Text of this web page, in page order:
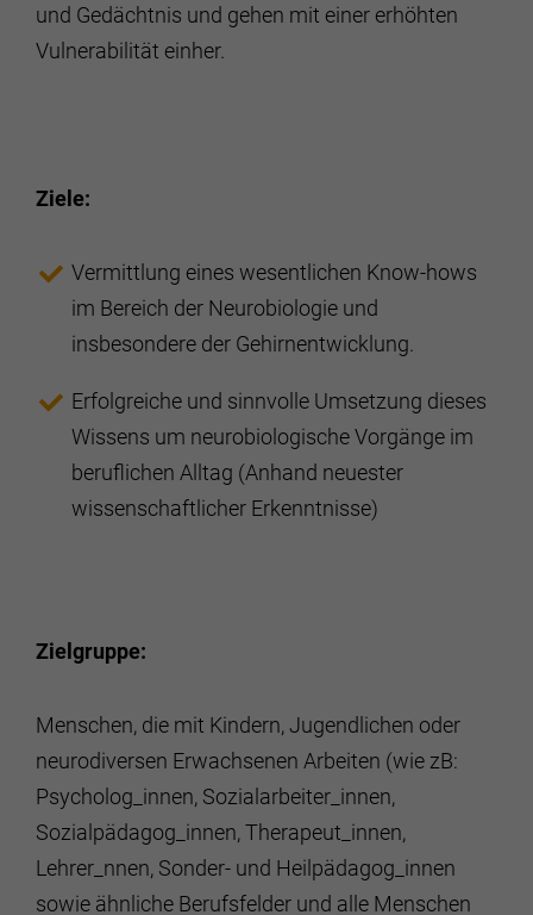
und Gedächtnis und gehen mit einer erhöhten
Vulnerabilität einher.
Ziele:
Vermittlung eines wesentlichen Know-hows
im Bereich der Neurobiologie und
insbesondere der Gehirnentwicklung.
Erfolgreiche und sinnvolle Umsetzung dieses
Wissens um neurobiologische Vorgänge im
beruflichen Alltag (Anhand neuester
wissenschaftlicher Erkenntnisse)
Zielgruppe:
Menschen, die mit Kindern, Jugendlichen oder
neurodiversen Erwachsenen Arbeiten (wie zB:
Psycholog_innen, Sozialarbeiter_innen,
Sozialpädagog_innen, Therapeut_innen,
Lehrer_nnen, Sonder- und Heilpädagog_innen
sowie ähnliche Berufsfelder und alle Menschen